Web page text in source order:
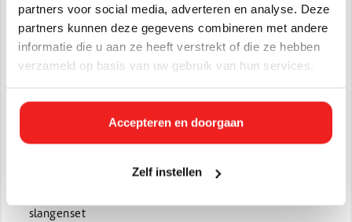
partners voor social media, adverteren en analyse. Deze
partners kunnen deze gegevens combineren met andere
informatie die u aan ze heeft verstrekt of die ze hebben
verzameld op basis van uw gebruik van hun services.
Accepteren en doorgaan
Zelf instellen
Verlengt de levensduur van slangen en apparatuur
Eenvoudige wandmontage
Geschikt voor 1 x 20 meter Vikan waterslang
Extra opbergruimte voor afspuitlans en accessoires
Productinformatie
290 x 290 x 210 mm
slangenset